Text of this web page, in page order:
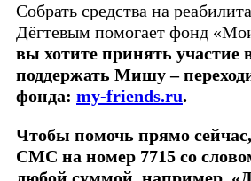
Собрать средства на
Дёгтевым помогает фонд
вы хотите принять участие
поддержать Мишу –
фонда: my-friends.ru.
Чтобы помочь прямо
СМС на номер 7715 со